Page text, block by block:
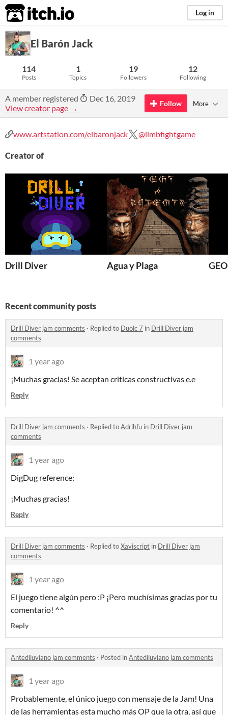
itch.io Log in
El Barón Jack
114
Posts
1
Topics
19
Followers
12
Following
A member registered
Dec 16, 2019
View creator page →
Follow More
www.artstation.com/elbaronjack @limbfightgame
Creator of
Drill Diver Agua y Plaga
Recent community posts
Drill Diver jam comments · Replied to Duolc 7 in Drill Diver jam
comments
1 year ago
¡Muchas gracias! Se aceptan criticas constructivas e.e
Reply
Drill Diver jam comments · Replied toAdrihfu in Drill Diver jam
comments
1 year ago
DigDug reference:
¡Muchas gracias!
Reply
Drill Diver jam comments · Replied toXaviscript in Drill Diver jam
comments
1 year ago
El juego tiene algún pero :P ¡Pero muchísimas gracias por tu
comentario! ^^
Reply
Antediluviano jam comments · Posted inAntediluviano jam comments
1 year ago
Probablemente, el único juego con mensaje de la Jam! Una
de las herramientas esta mucho más OP que la otra, así que